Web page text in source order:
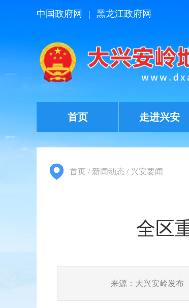
中国政府网 | 黑龙江政府网
首页 走进兴安
首页 / 新闻动态 / 兴安要闻
全区
来源：大兴安岭发布